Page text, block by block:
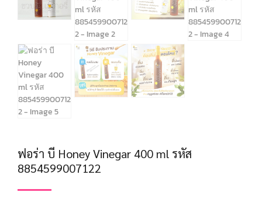
ฟอร่า บี Honey Vinegar 400 ml รหัส
8854599007122